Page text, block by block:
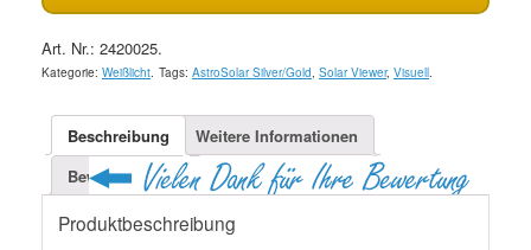
Art. Nr.: 2420025.
Kategorie: Weißlicht. Tags: AstroSolar Silver/Gold, Solar Viewer, Visuell.
Beschreibung
Weitere Informationen
Bewertungen (5)
Produktbeschreibung